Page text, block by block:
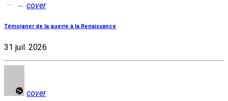
cover
Témoigner de la guerre à la Renaissance
31 juil. 2026
cover